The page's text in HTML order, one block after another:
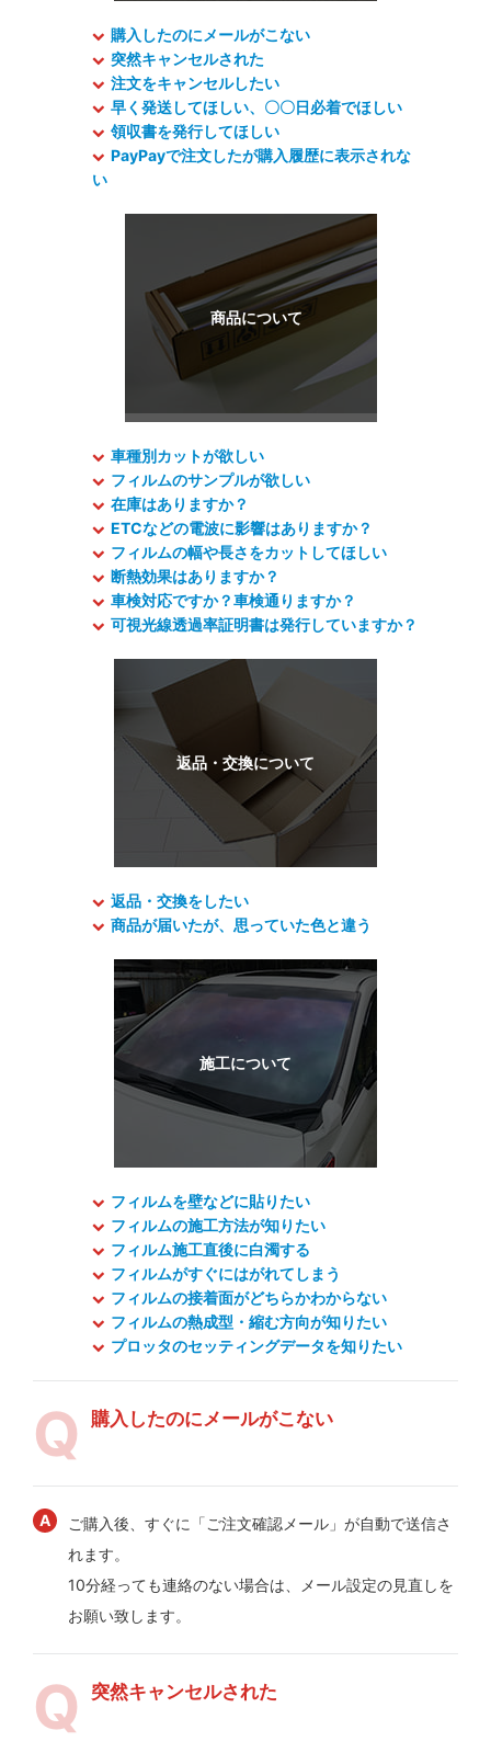
購入したのにメールがこない
突然キャンセルされた
注文をキャンセルしたい
早く発送してほしい、〇〇日必着でほしい
領収書を発行してほしい
PayPayで注文したが購入履歴に表示されな
い
車種別カットが欲しい
フィルムのサンプルが欲しい
在庫はありますか？
ETCなどの電波に影響はありますか？
フィルムの幅や長さをカットしてほしい
断熱効果はありますか？
車検対応ですか？車検通りますか？
可視光線透過率証明書は発行していますか？
返品・交換をしたい
商品が届いたが、思っていた色と違う
フィルムを壁などに貼りたい
フィルムの施工方法が知りたい
フィルム施工直後に白濁する
フィルムがすぐにはがれてしまう
フィルムの接着面がどちらかわからない
フィルムの熱成型・縮む方向が知りたい
プロッタのセッティングデータを知りたい
購入したのにメールがこない
ご購入後、すぐに「ご注文確認メール」が自動で送信さ
れます。
10分経っても連絡のない場合は、メール設定の見直しを
お願い致します。
突然キャンセルされた